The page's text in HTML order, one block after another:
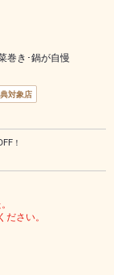
巻き･鍋が自慢
対象店
！
さい。